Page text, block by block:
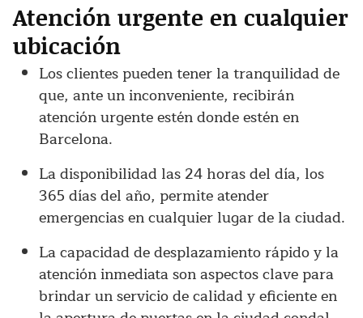
Atención urgente en cualquier
ubicación
Los clientes pueden tener la tranquilidad de
que, ante un inconveniente, recibirán
atención urgente estén donde estén en
Barcelona.
La disponibilidad las 24 horas del día, los
365 días del año, permite atender
emergencias en cualquier lugar de la ciudad.
La capacidad de desplazamiento rápido y la
atención inmediata son aspectos clave para
brindar un servicio de calidad y eficiente en